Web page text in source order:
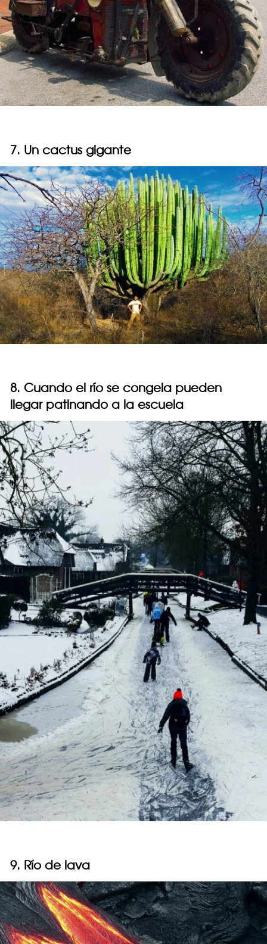
7. Un cactus gigante
8. Cuando el río se congela pueden
llegar patinando a la escuela
9. Río de lava